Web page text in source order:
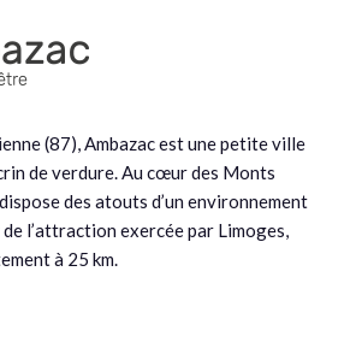
(87), Ambazac est une petite ville
de verdure. Au cœur des Monts
des atouts d’un environnement
l’attraction exercée par Limoges,
à 25 km.